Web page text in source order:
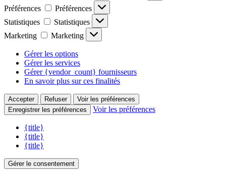
Préférences
Préférences
Statistiques
Statistiques
Marketing
Marketing
Gérer les options
Gérer les services
Gérer {vendor_count} fournisseurs
En savoir plus sur ces finalités
Accepter Refuser
Voir les préférences
Enregistrer les préférences
Voir les préférences
{title}
{title}
{title}
Gérer le consentement